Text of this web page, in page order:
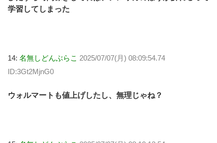
学習してしまった
14: 名無しどんぶらこ 2025/07/07(月) 08:09:54.74
ID:3Gt2MjnG0
ウォルマートも値上げしたし、無理じゃね？